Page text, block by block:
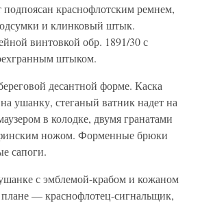
подпоясан краснофлотским ремнем,
и клинковый штык.
винтовкой обр. 1891/30 с
штыком.
десантной форме. Каска
ушанку, стеганый ватник надет на
в колодке, двумя гранатами
ножом. Форменные брюки
сапоги.
с эмблемой-крабом и кожаном
плане — краснофлотец-сигнальщик,